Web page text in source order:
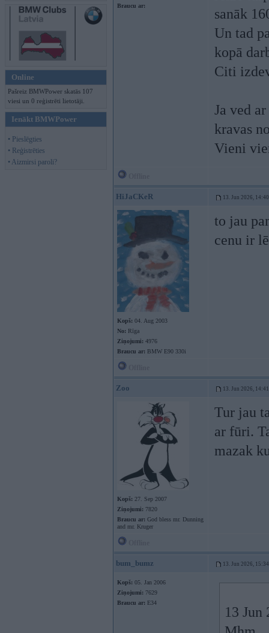
Online
Pašreiz BMWPower skatās 107
viesi un 0 reģistrēti lietotāji.
Ienākt BMWPower
• Pieslēgties
• Reģistrēties
• Aizmirsi paroli?
Braucu ar:
sanāk
Un tad
kopā
Citi
Ja ved
kravas
Vieni
HiJaCKeR 13. Jun 2026, 14:40
Kopš: 04. Aug 2003
No: Rīga
Ziņojumi: 4976
Braucu ar: BMW E90 330i
to jau
cenu ir
Zoo 13. Jun 2026, 14:41
Kopš: 27. Sep 2007
Ziņojumi: 7820
Braucu ar: God bless mr. Dunning
and mr. Kruger
Tur jau
ar fūri.
mazak
bum_bumz 13. Jun 2026, 15:34
Kopš: 05. Jan 2006
Ziņojumi: 7629
Braucu ar: E34
13 Jun